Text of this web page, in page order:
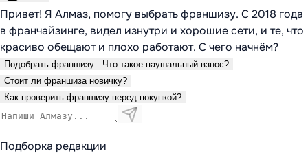
Привет! Я Алмаз, помогу выбрать франшизу. С 2018 года
в франчайзинге, видел изнутри и хорошие сети, и те, что
красиво обещают и плохо работают. С чего начнём?
Подобрать франшизу
Что такое паушальный взнос?
Стоит ли франшиза новичку?
Как проверить франшизу перед покупкой?
Подборка редакции